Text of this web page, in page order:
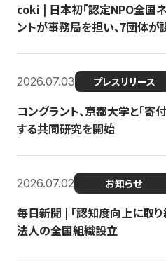
coki | 日本初「認定NPO全国ネ
ントが事務局を担い、7団体が
2026.07.03 プレスリリース
コングラント、京都大学と「
する共同研究を開始
2026.07.02 お知らせ
毎日新聞 | 「認知度向上に取
法人の全国組織設立